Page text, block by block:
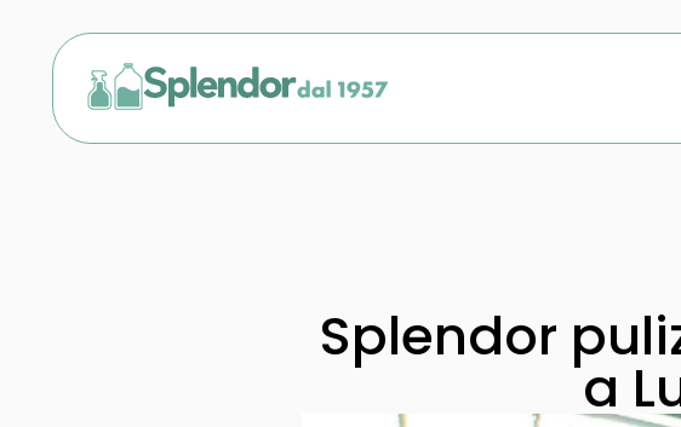
Splendor
a